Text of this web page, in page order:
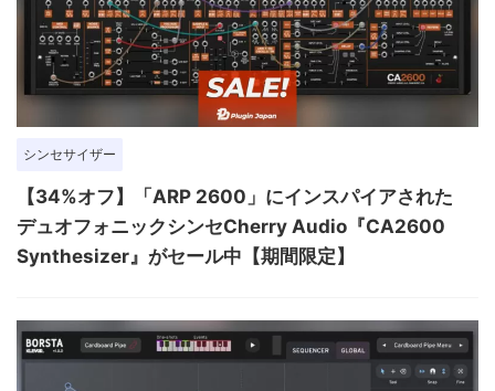
シンセサイザー
【34%オフ】「ARP 2600」にインスパイアされた
デュオフォニックシンセCherry Audio『CA2600
Synthesizer』がセール中【期間限定】